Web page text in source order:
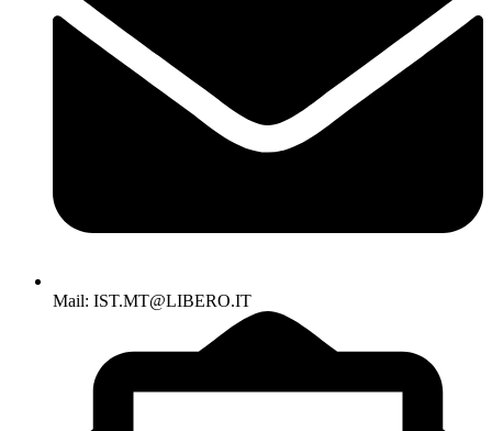
Mail: IST.MT@LIBERO.IT